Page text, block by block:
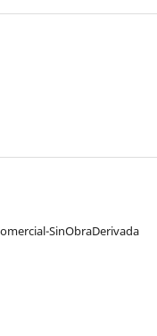
SinObraDerivada